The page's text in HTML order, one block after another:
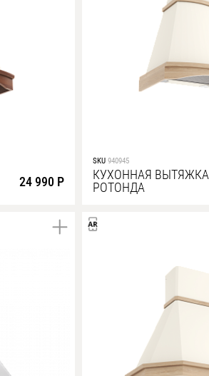
24 990 Р
SKU 940945
КУХОННАЯ ВЫТЯЖКА
РОТОНДА